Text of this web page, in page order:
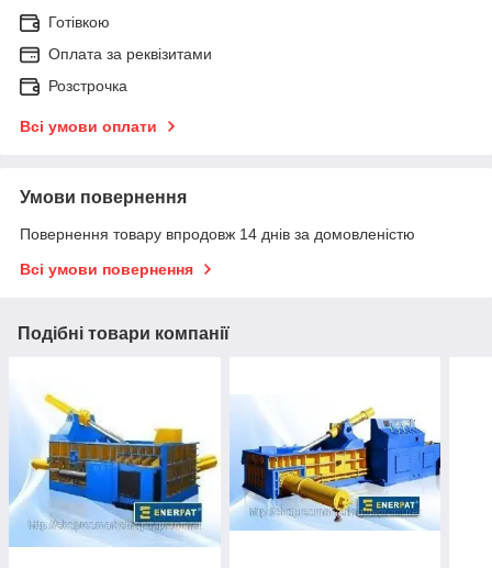
Готівкою
Оплата за реквізитами
Розстрочка
Всі умови оплати
Умови повернення
Повернення товару впродовж 14 днів за домовленістю
Всі умови повернення
Подібні товари компанії